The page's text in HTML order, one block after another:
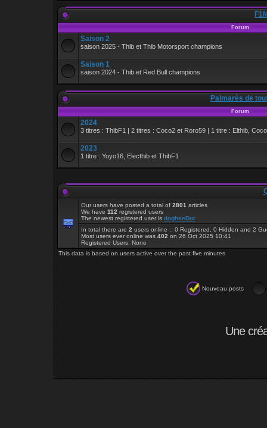
Forum
Saison 2
saison 2025 - Thib et Thib Motorsport champions
Saison 1
saison 2024 - Thib et Red Bull champions
Palmarès de
Forum
2024
3 titres : ThibF1 | 2 titres : Coco2 et Roro59 | 1 titre : Elthib,
2023
1 titre : Yoyo16, Electhib et ThibF1
Our users have posted a total of 2801 articles
We have 112 registered users
The newest registered user is doghseDot
In total there are 2 users online :: 0 Registered, 0 Hidden and 2
Most users ever online was 402 on 26 Oct 2025 10:41
Registered Users: None
This data is based on users active over the past five minutes
Nouveau posts
Une